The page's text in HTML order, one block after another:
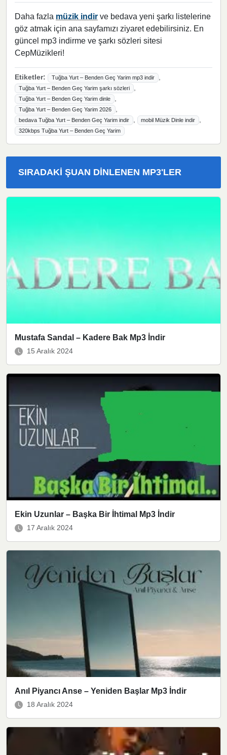
Daha fazla müzik indir ve bedava yeni şarkı listelerine
göz atmak için ana sayfamızı ziyaret edebilirsiniz. En
güncel mp3 indirme ve şarkı sözleri sitesi
CepMüzikleri!
Etiketler: Tuğba Yurt – Benden Geç Yarim mp3 indir ,
Tuğba Yurt – Benden Geç Yarim şarkı sözleri ,
Tuğba Yurt – Benden Geç Yarim dinle ,
Tuğba Yurt – Benden Geç Yarim 2026 ,
bedava Tuğba Yurt – Benden Geç Yarim indir , mobil Müzik Dinle indir ,
320kbps Tuğba Yurt – Benden Geç Yarim
SIRADAKI ŞUAN DINLENEN MP3'LER
Mustafa Sandal – Kadere Bak Mp3 İndir
15 Aralık 2024
Ekin Uzunlar – Başka Bir İhtimal Mp3 İndir
17 Aralık 2024
Anıl Piyancı Anse – Yeniden Başlar Mp3 İndir
18 Aralık 2024